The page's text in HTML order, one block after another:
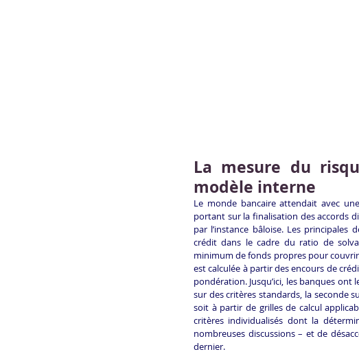
La mesure du
modèle interne
Le monde bancaire attendait avec
portant sur la finalisation des accords
par l’instance bâloise. Les
crédit dans le cadre du ratio de
minimum de fonds propres pour
est calculée à partir des encours de
pondération. Jusqu’ici, les banques
sur des critères standards, la seconde
soit à partir de grilles de calcul
critères individualisés dont la
nombreuses discussions – et de
dernier.